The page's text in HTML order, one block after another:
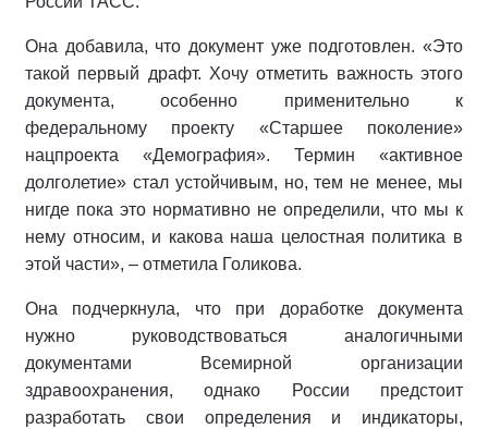
Она добавила, что документ уже подготовлен. «Это
такой первый драфт. Хочу отметить важность этого
документа, особенно применительно к
федеральному проекту «Старшее поколение»
нацпроекта «Демография». Термин «активное
долголетие» стал устойчивым, но, тем не менее, мы
нигде пока это нормативно не определили, что мы к
нему относим, и какова наша целостная политика в
этой части», – отметила Голикова.
Она подчеркнула, что при доработке документа
нужно руководствоваться аналогичными
документами Всемирной организации
здравоохранения, однако России предстоит
разработать свои определения и индикаторы,